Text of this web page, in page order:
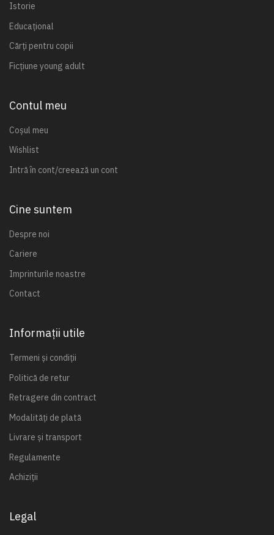
Istorie
Educațional
Cărți pentru copii
Ficțiune young adult
Contul meu
Coșul meu
Wishlist
Intră în cont/creează un cont
Cine suntem
Despre noi
Cariere
Imprinturile noastre
Contact
Informații utile
Termeni și condiții
Politică de retur
Retragere din contract
Modalități de plată
Livrare și transport
Regulamente
Achiziții
Legal